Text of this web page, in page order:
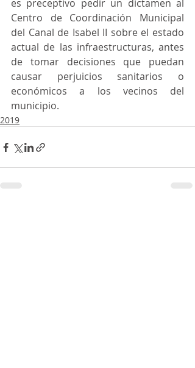
es preceptivo pedir un dictamen al
Centro de Coordinación Municipal
del Canal de Isabel II sobre el estado
actual de las infraestructuras, antes
de tomar decisiones que puedan
causar perjuicios sanitarios o
económicos a los vecinos del
municipio.
2019